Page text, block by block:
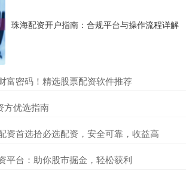
珠海配资开户指南：合规平台与操作流程详解
富密码！精选股票配资软件推荐
方优选指南
资首选拾必选配资，安全可靠，收益高
平台：助你股市掘金，轻松获利